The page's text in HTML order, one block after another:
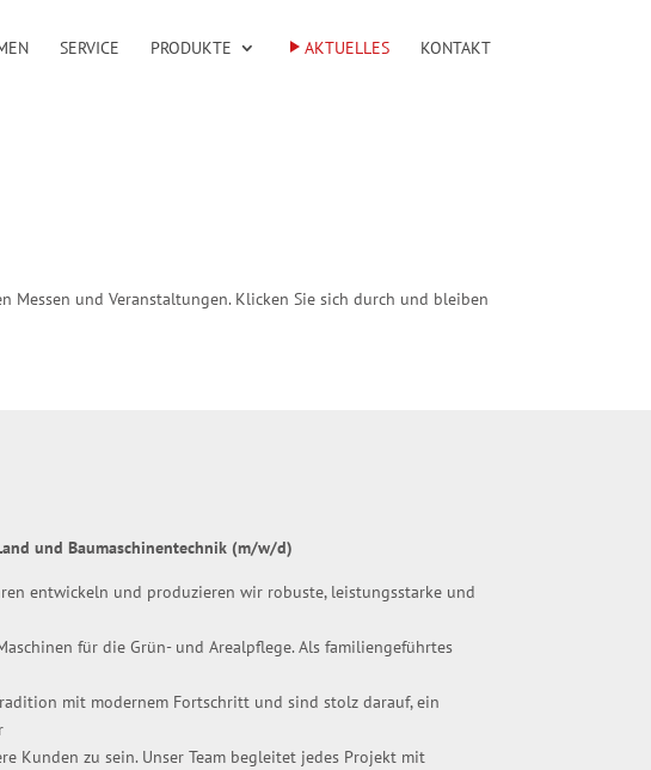
SERVICE PRODUKTE AKTUELLES KONTAKT
Messen und Veranstaltungen. Klicken Sie sich durch und bleiben
und Baumaschinentechnik (m/w/d)
entwickeln und produzieren wir robuste, leistungsstarke und
für die Grün- und Arealpflege. Als familiengeführtes
mit modernem Fortschritt und sind stolz darauf, ein
Kunden zu sein. Unser Team begleitet jedes Projekt mit